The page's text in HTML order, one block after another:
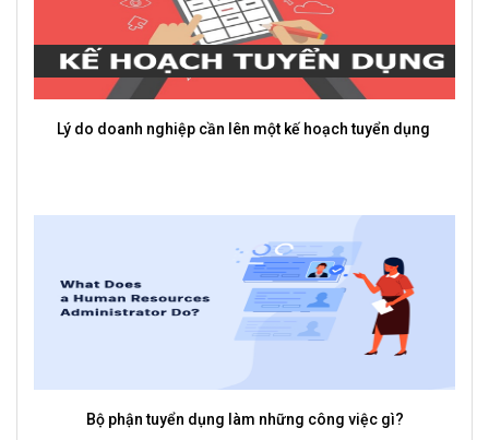
Lý do doanh nghiệp cần lên một kế hoạch tuyển dụng
Bộ phận tuyển dụng làm những công việc gì?